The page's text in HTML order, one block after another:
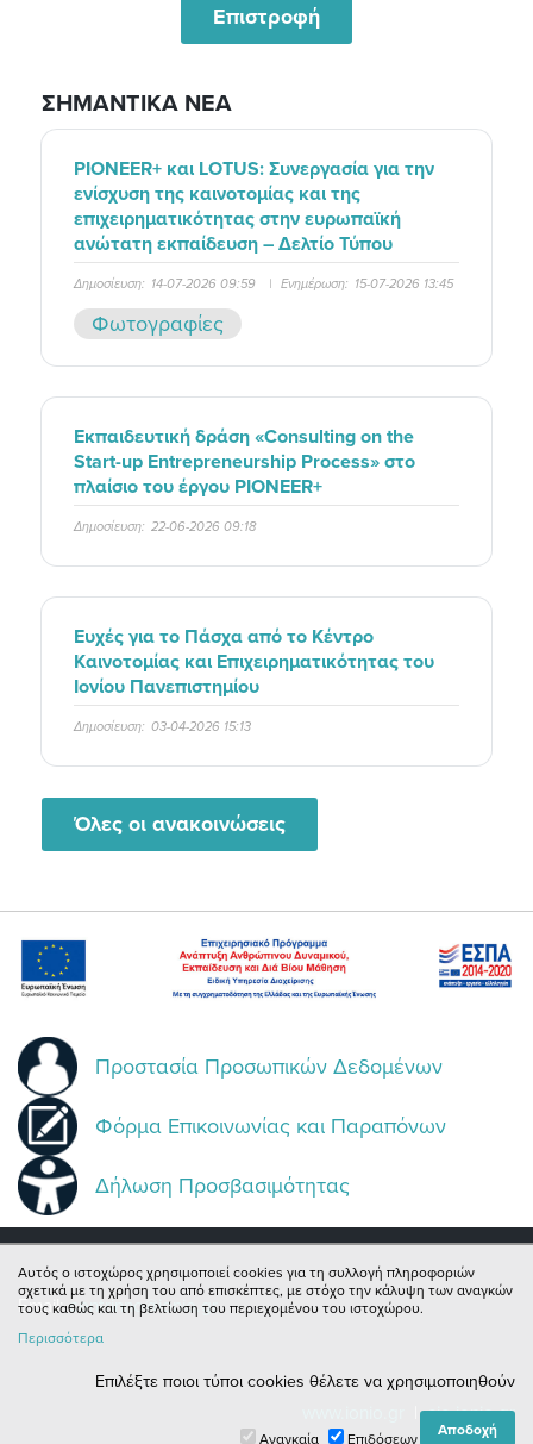
Επιστροφή
ΣΗΜΑΝΤΙΚΑ ΝΕΑ
PIONEER+ και LOTUS: Συνεργασία για την
ενίσχυση της καινοτομίας και της
επιχειρηματικότητας στην ευρωπαϊκή
ανώτατη εκπαίδευση – Δελτίο Τύπου
Δημοσίευση: 14-07-2026 09:59 | Ενημέρωση: 15-07-2026 13:45
Φωτογραφίες
Εκπαιδευτική δράση «Consulting on the
Start-up Entrepreneurship Process» στο
πλαίσιο του έργου PIONEER+
Δημοσίευση: 22-06-2026 09:18
Ευχές για το Πάσχα από το Κέντρο
Καινοτομίας και Επιχειρηματικότητας του
Ιονίου Πανεπιστημίου
Δημοσίευση: 03-04-2026 15:13
Όλες οι ανακοινώσεις
Προστασία Προσωπικών Δεδομένων
Φόρμα Επικοινωνίας και Παραπόνων
Δήλωση Προσβασιμότητας
Email:centrinno@ionio.gr
|cie.ionio.gr
Αυτός ο ιστοχώρος χρησιμοποιεί cookies για τη συλλογή πληροφοριών
σχετικά με τη χρήση του από επισκέπτες, με στόχο την κάλυψη των αναγκών
τους καθώς και τη βελτίωση του περιεχομένου του ιστοχώρου.
Περισσότερα
Επιλέξτε ποιοι τύποι cookies θέλετε να χρησιμοποιηθούν
Αναγκαία Επιδόσεων